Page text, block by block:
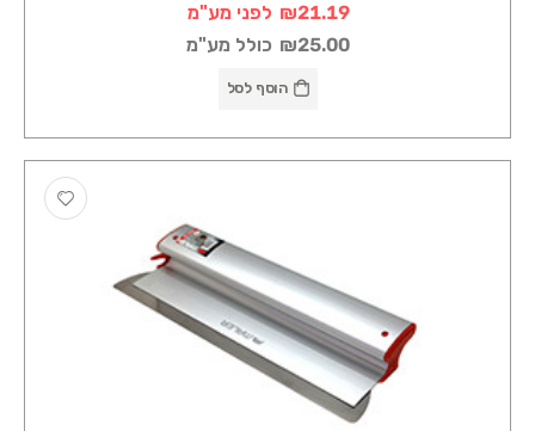
₪21.19 לפני מע"מ
₪25.00 כולל מע"מ
הוסף לסל